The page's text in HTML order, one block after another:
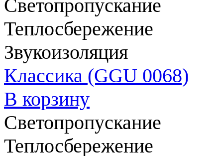
Светопропускание
Теплосбережение
Звукоизоляция
Классика (GGU 0068)
В корзину
Светопропускание
Теплосбережение